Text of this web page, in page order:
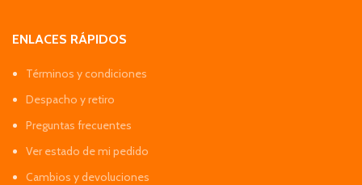
ENLACES RÁPIDOS
Términos y condiciones
Despacho y retiro
Preguntas frecuentes
Ver estado de mi pedido
Cambios y devoluciones